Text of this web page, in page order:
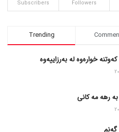
Followers
Subscribers
Trending
خوارەوە لە بەرزاییەوە
به رهه مه کانی